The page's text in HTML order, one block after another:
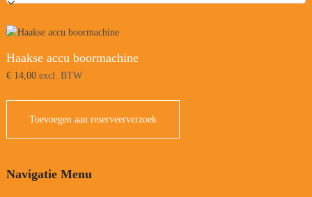
Haakse accu boormachine
€14,00excl. BTW
Toevoegen aan reserveerverzoek
Navigatie Menu